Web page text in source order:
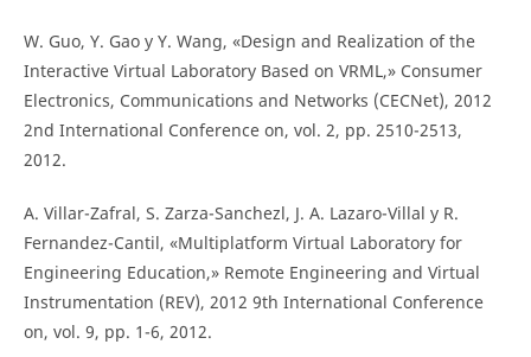
W. Guo, Y. Gao y Y. Wang, «Design and Realization of the
Interactive Virtual Laboratory Based on VRML,» Consumer
Electronics, Communications and Networks (CECNet), 2012
2nd International Conference on, vol. 2, pp. 2510-2513,
2012.
A. Villar-Zafral, S. Zarza-Sanchezl, J. A. Lazaro-Villal y R.
Fernandez-Cantil, «Multiplatform Virtual Laboratory for
Engineering Education,» Remote Engineering and Virtual
Instrumentation (REV), 2012 9th International Conference
on, vol. 9, pp. 1-6, 2012.